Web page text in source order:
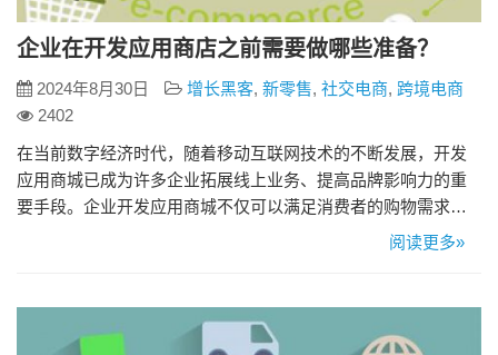
企业在开发应用商店之前需要做哪些准备？
2024年8月30日 增长黑客, 新零售, 社交电商, 跨境电商
2402
在当前数字经济时代，随着移动互联网技术的不断发展，开发
应用商城已成为许多企业拓展线上业务、提高品牌影响力的重
要手段。企业开发应用商城不仅可以满足消费者的购物需求、
提高用户体验，还可以通过数据分析提高商业决策的准确性，
成功发布。以下是一些关键的准备工作： 1、确定目标和需求：
首先明确App商城…
阅读更多»